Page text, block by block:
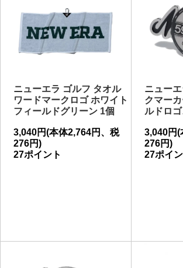
ニューエラ ゴルフ タオル
ワードマークロゴ ホワイト
フィールドグリーン 1個
3,040円(本体2,764円、税
276円)
27ポイント
ニュー
クマー
ルドロ
3,040円(
276円)
27ポイ